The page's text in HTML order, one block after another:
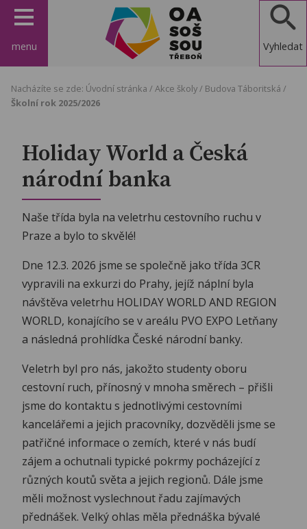
SOU
menu Vyhledat
Nacházíte se zde: Úvodní stránka / Akce školy/ Budova Táboritská /
Školní rok 2025/2026
Holiday World a Česká
národní banka
Naše třída byla na veletrhu cestovního ruchu v
Praze a bylo to skvělé!
Dne 12.3. 2026 jsme se společně jako třída 3CR
vypravili na exkurzi do Prahy, jejíž náplní byla
návštěva veletrhu HOLIDAY WORLD AND REGION
WORLD, konajícího se v areálu PVO EXPO Letňany
a následná prohlídka České národní banky.
Veletrh byl pro nás, jakožto studenty oboru
cestovní ruch, přínosný v mnoha směrech – přišli
jsme do kontaktu s jednotlivými cestovními
kancelářemi a jejich pracovníky, dozvěděli jsme se
patřičné informace o zemích, které v nás budí
zájem a ochutnali typické pokrmy pocházející z
různých koutů světa a jejich regionů. Dále jsme
měli možnost vyslechnout řadu zajímavých
přednášek. Velký ohlas měla přednáška bývalé